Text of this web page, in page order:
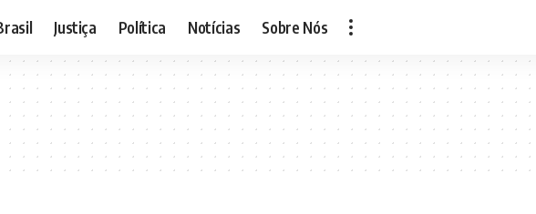
Justiça Política Notícias Sobre Nós